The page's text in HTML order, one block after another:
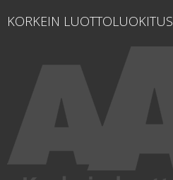
KORKEIN LUOTTOLUOKITUS